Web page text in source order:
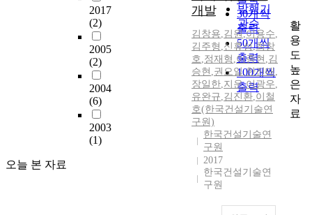
2017
(2)
2005
(2)
2004
(6)
2003
(1)
오늘 본 자료
발행기
관순
30개씩
출력
50개씩
출력
100개씩
출력
개발
김창용,김원,이용수,
김주형 ,신휴성,최창
호,정재형 ,이종현 ,김
승현 ,권오일,한진태,
장일한,지운,이광우,
유완규,김진환,이철
호(한국건설기술연
구원)
한국건설기술연
구원
2017
한국건설기술연
구원
활
용
도
높
은
자
료